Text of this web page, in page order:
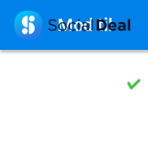
 Mod til